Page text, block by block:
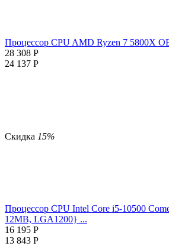
Процессор CPU AMD Ryzen 7 5800X
28 308 Р
24 137 Р
Скидка 15%
Процессор CPU Intel Core i5-10500
12MB, LGA1200} ...
16 195 Р
13 843 Р